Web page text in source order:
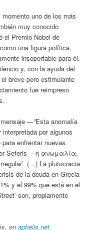
uno de los más
muy conocido
el Premio Nobel de
una figura política,
insoportable para él.
y, con la ayuda del
breve pero estimulante
fue reimpreso
―”Esta anomalía
por algunos
enfrentar nuevas
Seferis ―η ανωμαλία,
(…) La plutocracia
de la deuda en Grecia
y el 99% que está en el
son, propiamente
enaphelis.net.